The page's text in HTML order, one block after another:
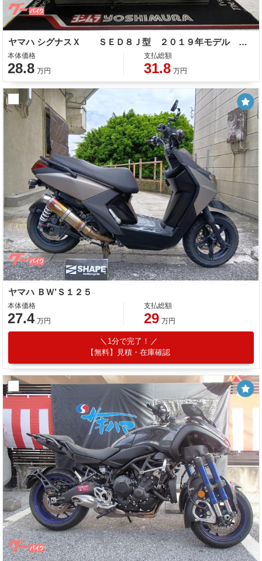
ヤマハ シグナスＸ ＳＥＤ８Ｊ型 ２０１９年モデル ＬＥＤヘッドライト センタースタンド サイドスタンド
本体価格
28.8 万円
支払総額
31.8 万円
ヤマハ ＢＷ’Ｓ１２５
本体価格
27.4 万円
支払総額
29 万円
1分で完了！
【無料】見積・在庫確認